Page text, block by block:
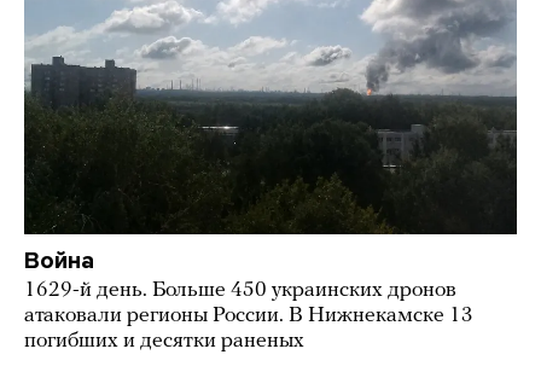
Война
1629-й день. Больше 450 украинских дронов
атаковали регионы России. В Нижнекамске 13
погибших и десятки раненых